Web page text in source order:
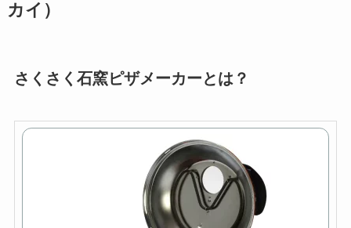
カイ）
さくさく石窯ピザメーカーとは？